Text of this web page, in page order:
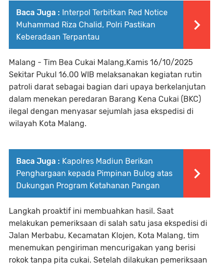
Baca Juga : Interpol Terbitkan Red Notice
Muhammad Riza Chalid, Polri Pastikan
Keberadaan Terpantau
Malang - Tim Bea Cukai Malang,Kamis 16/10/2025
Sekitar Pukul 16.00 WIB melaksanakan kegiatan rutin
patroli darat sebagai bagian dari upaya berkelanjutan
dalam menekan peredaran Barang Kena Cukai (BKC)
ilegal dengan menyasar sejumlah jasa ekspedisi di
wilayah Kota Malang.
Baca Juga : Kapolres Madiun Berikan
Penghargaan kepada Pimpinan Bulog atas
Dukungan Program Ketahanan Pangan
Langkah proaktif ini membuahkan hasil. Saat
melakukan pemeriksaan di salah satu jasa ekspedisi di
Jalan Merbabu, Kecamatan Klojen, Kota Malang, tim
menemukan pengiriman mencurigakan yang berisi
rokok tanpa pita cukai. Setelah dilakukan pemeriksaan